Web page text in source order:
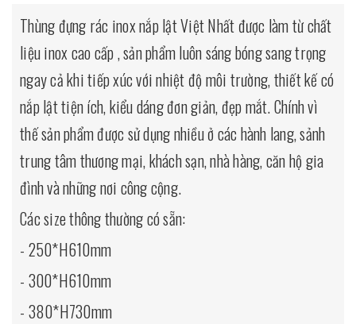
Thùng đựng rác inox nắp lật Việt Nhất được làm từ chất
liệu inox cao cấp , sản phẩm luôn sáng bóng sang trọng
ngay cả khi tiếp xúc với nhiệt độ môi trường, thiết kế có
nắp lật tiện ích, kiểu dáng đơn giản, đẹp mắt. Chính vì
thế sản phẩm được sử dụng nhiều ở các hành lang, sảnh
trung tâm thương mại, khách sạn, nhà hàng, căn hộ gia
đình và những nơi công cộng.
Các size thông thường có sẵn:
- 250*H610mm
- 300*H610mm
- 380*H730mm